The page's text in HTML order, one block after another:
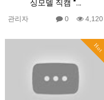
싱모델 직캠 "…
관리자 0 4,120
Hot